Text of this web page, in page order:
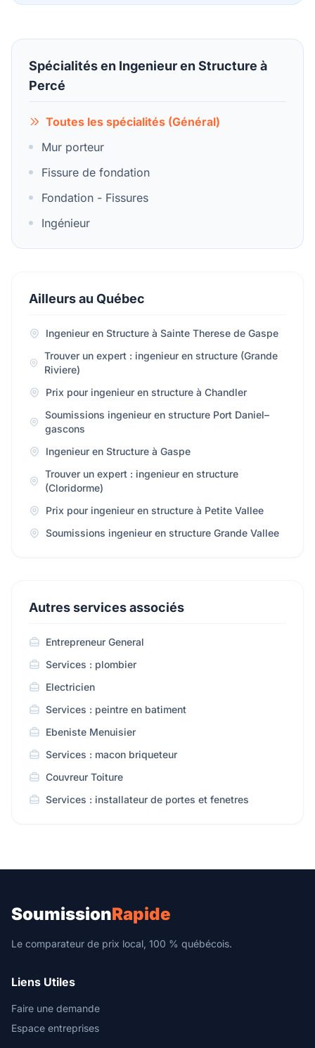
Spécialités en Ingenieur en Structure à
Percé
Toutes les spécialités (Général)
Mur porteur
Fissure de fondation
Fondation - Fissures
Ingénieur
Ailleurs au Québec
Ingenieur en Structure à Sainte Therese de Gaspe
Trouver un expert : ingenieur en structure (Grande
Riviere)
Prix pour ingenieur en structure à Chandler
Soumissions ingenieur en structure Port Daniel–
gascons
Ingenieur en Structure à Gaspe
Trouver un expert : ingenieur en structure
(Cloridorme)
Prix pour ingenieur en structure à Petite Vallee
Soumissions ingenieur en structure Grande Vallee
Autres services associés
Entrepreneur General
Services : plombier
Electricien
Services : peintre en batiment
Ebeniste Menuisier
Services : macon briqueteur
Couvreur Toiture
Services : installateur de portes et fenetres
SoumissionRapide
Le comparateur de prix local, 100 % québécois.
Liens Utiles
Faire une demande
Espace entreprises